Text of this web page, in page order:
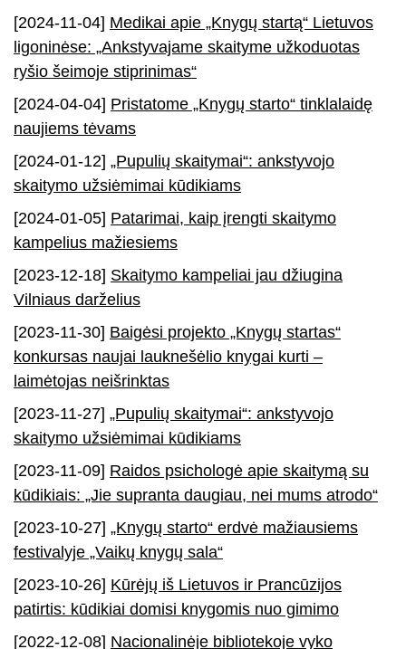
[2024-11-04] Medikai apie „Knygų startą“ Lietuvos
ligoninėse: „Ankstyvajame skaityme užkoduotas
ryšio šeimoje stiprinimas“
[2024-04-04] Pristatome „Knygų starto“ tinklalaidę
naujiems tėvams
[2024-01-12] „Pupulių skaitymai“: ankstyvojo
skaitymo užsiėmimai kūdikiams
[2024-01-05] Patarimai, kaip įrengti skaitymo
kampelius mažiesiems
[2023-12-18] Skaitymo kampeliai jau džiugina
Vilniaus darželius
[2023-11-30] Baigėsi projekto „Knygų startas“
konkursas naujai lauknešėlio knygai kurti –
laimėtojas neišrinktas
[2023-11-27] „Pupulių skaitymai“: ankstyvojo
skaitymo užsiėmimai kūdikiams
[2023-11-09] Raidos psichologė apie skaitymą su
kūdikiais: „Jie supranta daugiau, nei mums atrodo“
[2023-10-27] „Knygų starto“ erdvė mažiausiems
festivalyje „Vaikų knygų sala“
[2023-10-26] Kūrėjų iš Lietuvos ir Prancūzijos
patirtis: kūdikiai domisi knygomis nuo gimimo
[2022-12-08] Nacionalinėje bibliotekoje vyko